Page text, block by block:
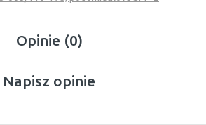
Opinie (0)
Napisz opinie